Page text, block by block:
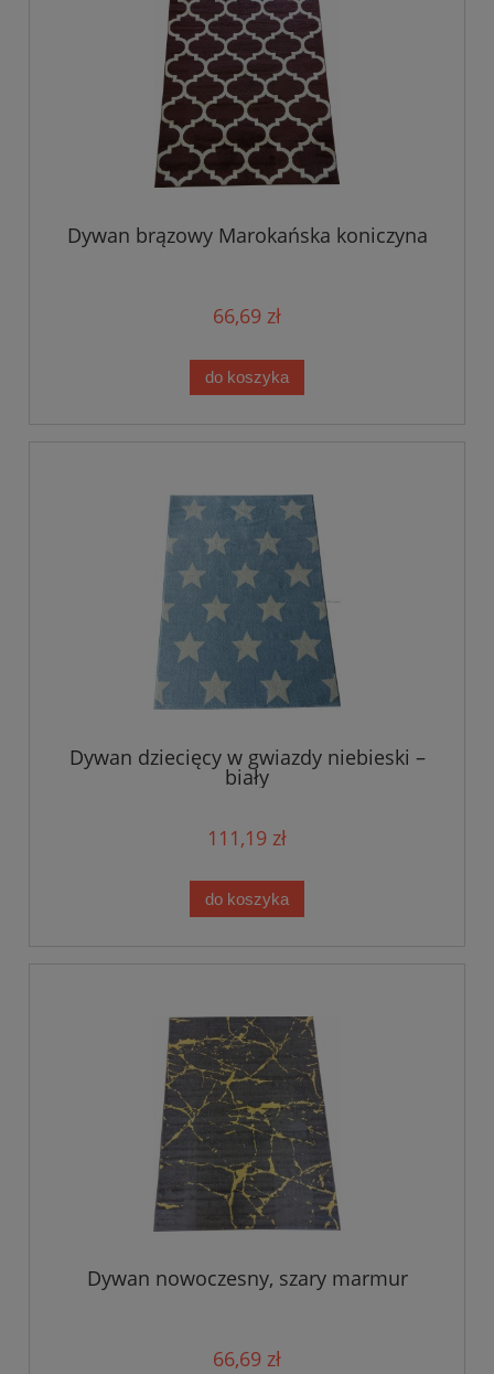
Dywan brązowy Marokańska koniczyna
66,69 zł
do koszyka
Dywan dziecięcy w gwiazdy niebieski –
biały
111,19 zł
do koszyka
Dywan nowoczesny, szary marmur
66,69 zł